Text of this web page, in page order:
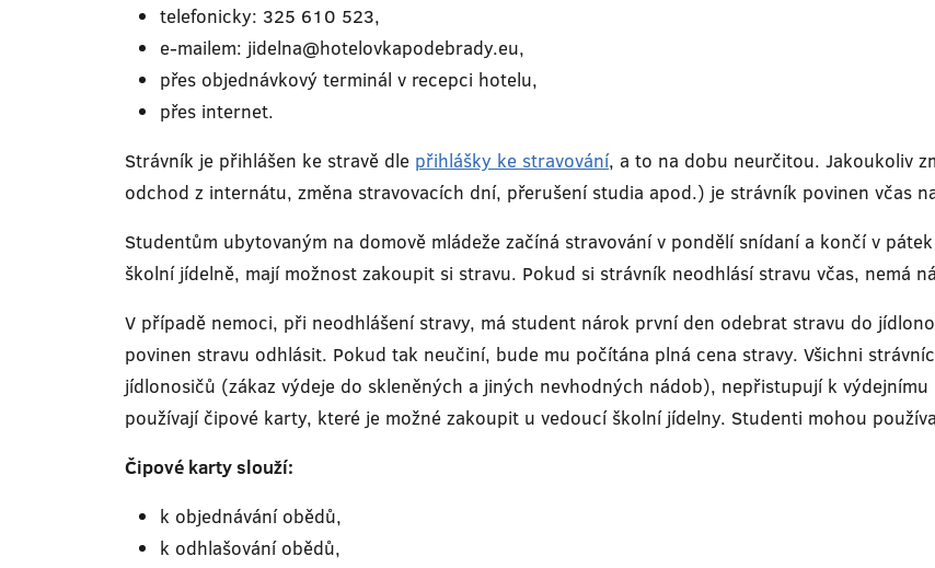
telefonicky: 325 610 523,
e-mailem: jidelna@hotelovkapodebrady.eu,
přes objednávkový terminál v recepci hotelu,
přes internet.
Strávník je přihlášen ke stravě dle přihlášky ke stravování, a to na dobu neurčitou. Jakoukoliv
odchod z internátu, změna stravovacích dní, přerušení studia apod.) je strávník povinen včas
Studentům ubytovaným na domově mládeže začíná stravování v pondělí snídaní a končí v
školní jídelně, mají možnost zakoupit si stravu. Pokud si strávník neodhlásí stravu včas, nemá
V případě nemoci, při neodhlášení stravy, má student nárok první den odebrat stravu do
povinen stravu odhlásit. Pokud tak neučiní, bude mu počítána plná cena stravy. Všichni
jídlonosičů (zákaz výdeje do skleněných a jiných nevhodných nádob), nepřistupují k
používají čipové karty, které je možné zakoupit u vedoucí školní jídelny. Studenti mohou
Čipové karty slouží:
k objednávání obědů,
k odhlašování obědů,